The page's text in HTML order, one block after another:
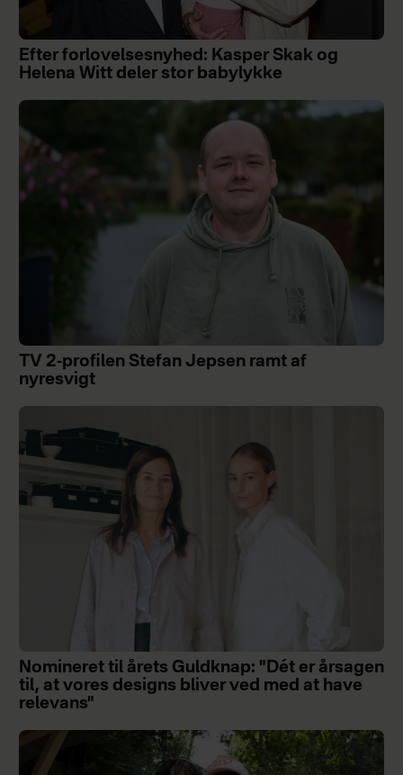
Efter forlovelsesnyhed: Kasper Skak og
Helena Witt deler stor babylykke
TV 2-profilen Stefan Jepsen ramt af
nyresvigt
Nomineret til årets Guldknap: "Dét er årsagen
til, at vores designs bliver ved med at have
relevans"